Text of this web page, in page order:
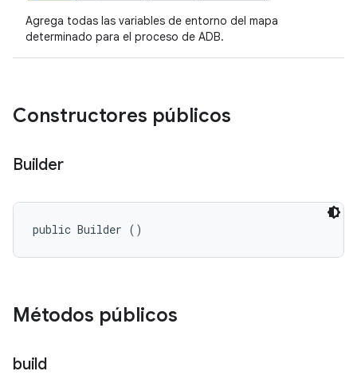
Agrega todas las variables de entorno del mapa
determinado para el proceso de ADB.
Constructores públicos
Builder
public Builder ()
Métodos públicos
build